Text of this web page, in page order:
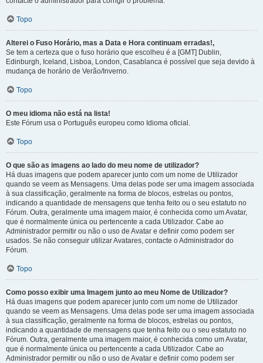
Topo
Alterei o Fuso Horário, mas a Data e Hora continuam erradas!,
Se tem a certeza que o fuso horário que escolheu é a [GMT] Dublin,
Edinburgh, Iceland, Lisboa, London, Casablanca é possível que seja devido à
mudança de horário de Verão/Inverno.
Topo
O meu idioma não está na lista!
Este Fórum usa o Português europeu como Idioma oficial.
Topo
O que são as imagens ao lado do meu nome de utilizador?
Há duas imagens que podem aparecer junto com um nome de Utilizador
quando se veem as Mensagens. Uma delas pode ser uma imagem associada
à sua classificação, geralmente na forma de blocos, estrelas ou pontos,
indicando a quantidade de mensagens que tenha feito ou o seu estatuto no
Fórum. Outra, geralmente uma imagem maior, é conhecida como um Avatar,
que é normalmente única ou pertencente a cada Utilizador. Cabe ao
Administrador permitir ou não o uso de Avatar e definir como podem ser
usados. Se não conseguir utilizar Avatares, contacte o Administrador do
Fórum.
Topo
Como posso exibir uma Imagem junto ao meu Nome de Utilizador?
Há duas imagens que podem aparecer junto com um nome de Utilizador
quando se veem as Mensagens. Uma delas pode ser uma imagem associada
à sua classificação, geralmente na forma de blocos, estrelas ou pontos,
indicando a quantidade de mensagens que tenha feito ou o seu estatuto no
Fórum. Outra, geralmente uma imagem maior, é conhecida como um Avatar,
que é normalmente única ou pertencente a cada Utilizador. Cabe ao
Administrador permitir ou não o uso de Avatar e definir como podem ser